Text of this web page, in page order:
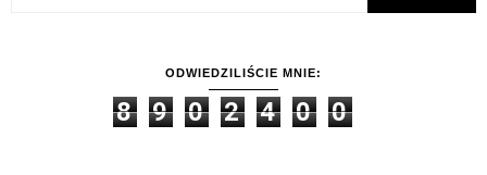
ODWIEDZILIŚCIE MNIE:
8 9 0 2 4 0 0